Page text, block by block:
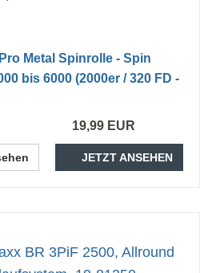
Metal Spinrolle - Spin
bis 6000 (2000er / 320 FD -
19,99 EUR
JETZT ANSEHEN